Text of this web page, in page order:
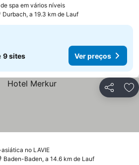
spa em vários níveis
Durbach, a 19.3 km de Lauf
9 sites Ver preços
Partilhar
no LAVIE
Baden-Baden, a 14.6 km de Lauf